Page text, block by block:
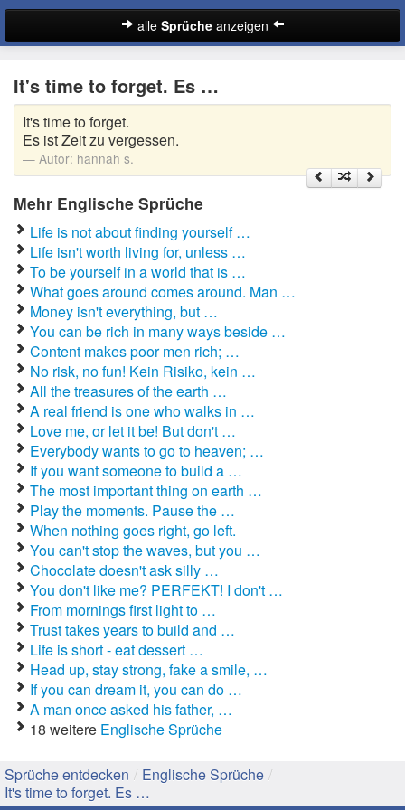
alle Sprücheanzeigen
Abschiedssprüche
Anmachsprüche
Beileidssprüche
Coole Sprüche
Dumme Sprüche
Englische Sprüche
Facebook Sprüche
Fußballsprüche
Gute Nacht Sprüche
Gute Sprüche
Guten Morgen Sprüche
Hochzeitssprüche
Konfirmationssprüche
Lateinische Sprüche
Liebeskummer Sprüche
Lustige Sprüche
Mama-Sprüche
Motivationssprüche
Schöne Sprüche
Suche
It's time to forget. Es …
It's time to forget.
Es ist Zeit zu vergessen.
Autor: hannah s.
Mehr Englische Sprüche
Life is not about finding yourself …
Life isn't worth living for, unless …
To be yourself in a world that is …
What goes around comes around. Man …
Money isn't everything, but …
You can be rich in many ways beside …
Content makes poor men rich; …
No risk, no fun! Kein Risiko, kein …
All the treasures of the earth …
A real friend is one who walks in …
Love me, or let it be! But don't …
Everybody wants to go to heaven; …
If you want someone to build a …
The most important thing on earth …
Play the moments. Pause the …
When nothing goes right, go left.
You can't stop the waves, but you …
Chocolate doesn't ask silly …
You don't like me? PERFEKT! I don't …
From mornings first light to …
Trust takes years to build and …
Life is short - eat dessert …
Head up, stay strong, fake a smile, …
If you can dream it, you can do …
A man once asked his father, …
18 weitere Englische Sprüche
Sprüche entdecken / Englische Sprüche /
It's time to forget. Es …